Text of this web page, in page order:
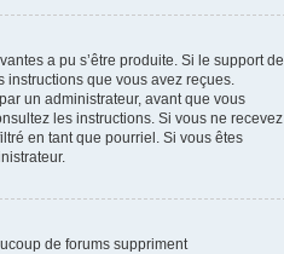
a pu s’être produite. Si le support de
instructions que vous avez reçues.
un administrateur, avant que vous
les instructions. Si vous ne recevez
en tant que pourriel. Si vous êtes
de forums suppriment